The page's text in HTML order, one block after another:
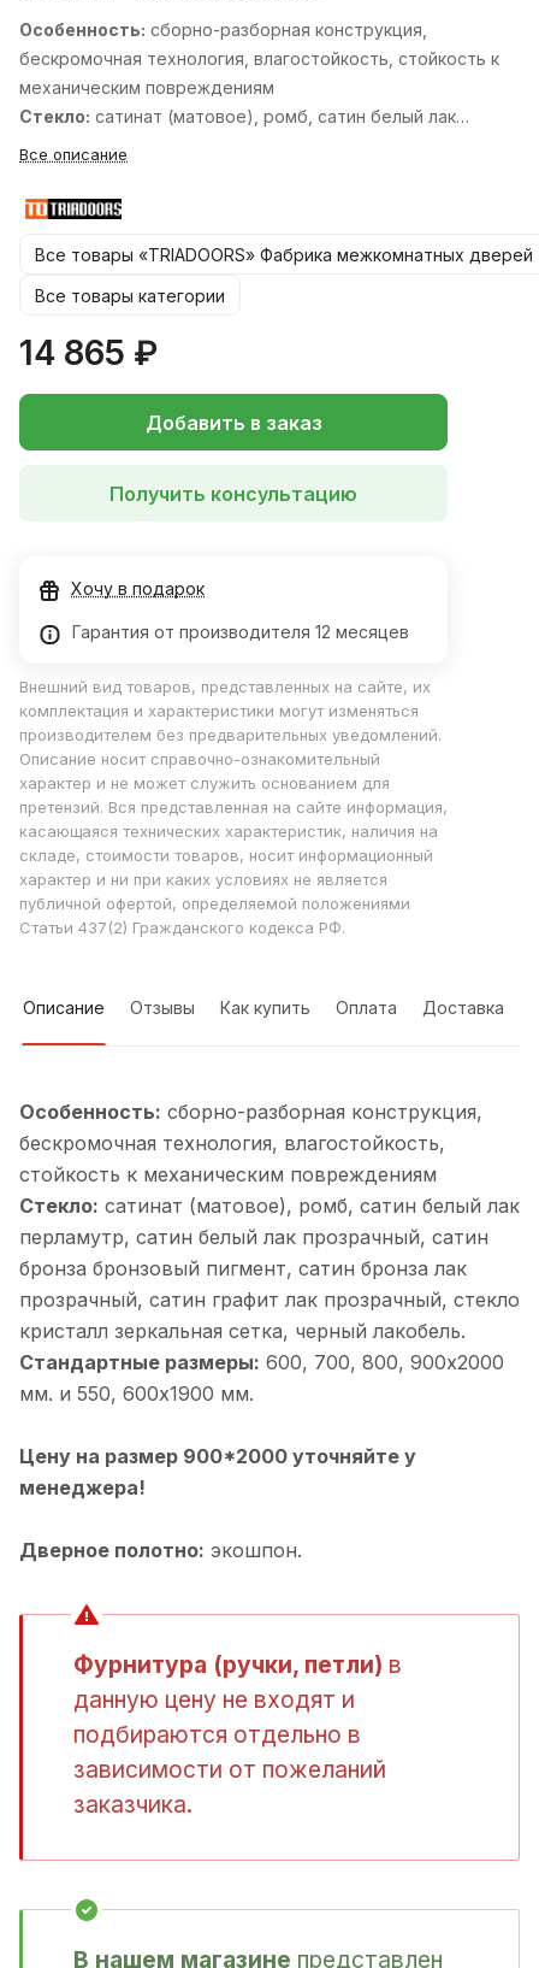
Особенность: cборно-разборная конструкция,
бескромочная технология, влагостойкость, стойкость к
механическим повреждениям
Стекло: сатинат (матовое), ромб, cатин белый лак
перламутр, cатин белый лак прозрачный, cатин бронза
графит лак прозрачный, cтекло кристалл зеркальная
Стандартные размеры:600, 700, 800, 900х2000 мм. и
550, 600х1900 мм.
Все описание
Все товары «TRIADOORS» Фабрика межкомнатных дверей
Все товары категории
14 865 ₽
Добавить в заказ
Получить консультацию
Хочу в подарок
Гарантия от производителя 12 месяцев
Внешний вид товаров, представленных на сайте, их
комплектация и характеристики могут изменяться
производителем без предварительных уведомлений.
Описание носит справочно-ознакомительный
характер и не может служить основанием для
претензий. Вся представленная на сайте информация,
касающаяся технических характеристик, наличия на
складе, стоимости товаров, носит информационный
характер и ни при каких условиях не является
публичной офертой, определяемой положениями
Статьи 437(2) Гражданского кодекса РФ.
Описание Отзывы Как купить Оплата Доставка
Особенность: cборно-разборная конструкция,
бескромочная технология, влагостойкость,
стойкость к механическим повреждениям
Стекло: сатинат (матовое), ромб, cатин белый лак
перламутр, cатин белый лак прозрачный, cатин
бронза бронзовый пигмент, cатин бронза лак
прозрачный, cатин графит лак прозрачный, cтекло
кристалл зеркальная сетка, черный лакобель.
Стандартные размеры: 600, 700, 800, 900х2000
мм. и 550, 600х1900 мм.
Цену на размер 900*2000 уточняйте у
менеджера!
Дверное полотно: экошпон.
Фурнитура (ручки, петли) в
данную цену не входят и
подбираются отдельно в
зависимости от пожеланий
заказчика.
В нашем магазине представлен